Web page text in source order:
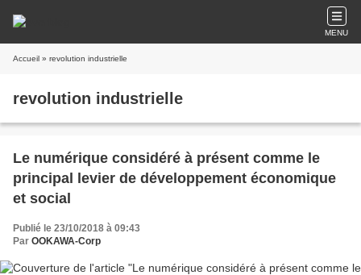
MENU
Accueil » revolution industrielle
revolution industrielle
Le numérique considéré à présent comme le
principal levier de développement économique
et social
Publié le 23/10/2018 à 09:43
Par OOKAWA-Corp